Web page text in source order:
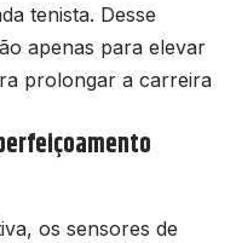
tenista. Desse
apenas para elevar
prolongar a carreira
os sensores de